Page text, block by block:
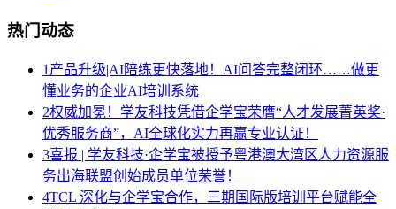
热门动态
1 产品升级|AI陪练更快落地！AI问答完整闭环……做更
懂业务的企业AI培训系统
2权威加冕！学友科技凭借企学宝荣膺“人才发展菁英奖·
优秀服务商”，AI全球化实力再赢专业认证！
3喜报 | 学友科技·企学宝被授予粤港澳大湾区人力资源服
务出海联盟创始成员单位荣誉！
4TCL 深化与企学宝合作，三期国际版培训平台赋能全